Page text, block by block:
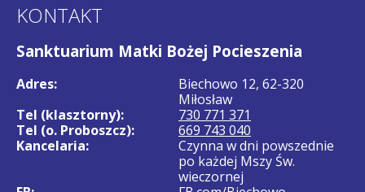
KONTAKT
Sanktuarium Matki Bożej Pocieszenia
Adres:
Biechowo 12, 62-320
Miłosław
Tel (klasztorny):
730 771 371
Tel (o. Proboszcz):
669 743 040
Kancelaria:
Czynna w dni powszednie
po każdej Mszy Św.
wieczornej